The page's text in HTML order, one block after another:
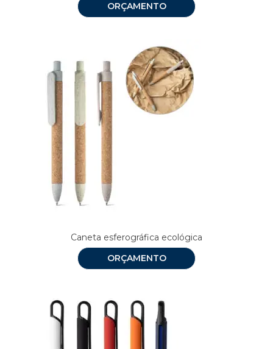
ORÇAMENTO
Caneta esferográfica ecológica
ORÇAMENTO